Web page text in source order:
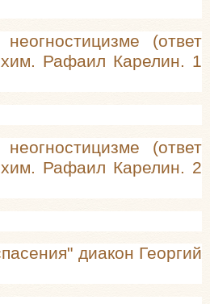
(ответ
Рафаил Карелин. 1
(ответ
Рафаил Карелин. 2
диакон Георгий